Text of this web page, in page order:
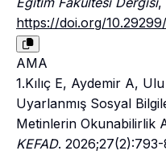
https://doi.org/
AMA
1.Kılıç E, Aydemir A,
Uyarlanmış Sosyal
Metinlerin Okunabilirlik
KEFAD. 2026;27(2):793-